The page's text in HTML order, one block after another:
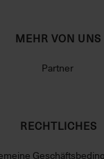
MEHR VON UNS
Partner
RECHTLICHES